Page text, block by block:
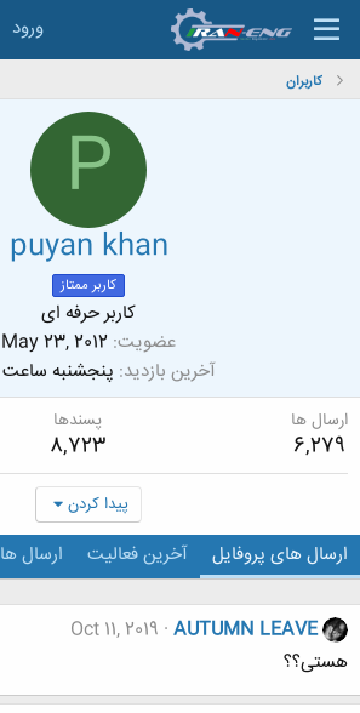
ورود
کاربران
P
puyan khan
کاربر ممتاز
کاربر حرفه ای
عضویت May 23, 2012
آخرین بازدید پنجشنبه ساعت 11:29
ارسال ها
6,279
پسندها
8,723
پیدا کردن
ارسال های پروفایل آخرین فعالیت ارسال ها
AUTUMN LEAVE
Oct 11, 2019
هستی؟؟